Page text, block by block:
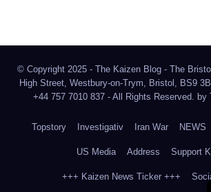
© Copyright 2025 - The Kaizen Blog - The
High Street, Westbury-on-Trym, Bristol, BS9
+44 757 7010 837 - All Rights Reserved. by
Topstory Investigativ Iran War NEWS
US Media Address Support
+++ Kaizen News Ticker +++